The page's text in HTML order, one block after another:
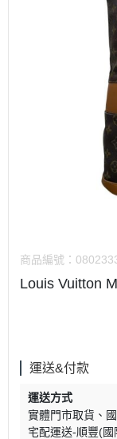
商品編號：
Louis Vuitton
運送&付款
運送方式
實體門市取貨
宅配運送-順豐(國